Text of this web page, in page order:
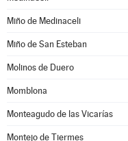
Miño de Medinaceli
Miño de San Esteban
Molinos de Duero
Momblona
Monteagudo de las Vicarías
Montejo de Tiermes